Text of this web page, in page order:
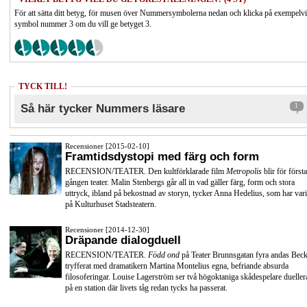
För att sätta ditt betyg, för musen över Nummersymbolerna nedan och klicka på
symbol nummer 3 om du vill ge betyget 3.
TYCK TILL!
Så här tycker Nummers läsare 1
Recensioner [2015-02-10]
Framtidsdystopi med färg och form
RECENSION/TEATER. Den kultförklarade film Metropolis blir för första
gången teater. Malin Stenbergs går all in vad gäller färg, form och stora
uttryck, ibland på bekostnad av storyn, tycker Anna Hedelius, som har
på Kulturhuset Stadsteatern.
Recensioner [2014-12-30]
Dräpande dialogduell
RECENSION/TEATER. Född ond på Teater Brunnsgatan fyra andas
tryfferat med dramatikern Martina Montelius egna, befriande absurda
filosoferingar. Louise Lagerström ser två högoktaniga skådespelare
på en station där livets tåg redan tycks ha passerat.